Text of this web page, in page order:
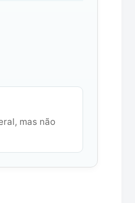
mas não